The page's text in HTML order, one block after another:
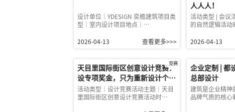
设计单位｜YDESIGN 奕檐建筑项目类
型｜室内设计项目地点｜…
2026-04-13 查看更多>>>
人人人！
活动类型 | 会议
的自然逻辑活
2026-04-13
竞赛
天目里国际街区创意设计竞赛：
设专项奖金，只为重新设计个
“市集棚子”?
活动类型｜设计竞赛活动主题｜天目
里国际街区创意设计竞赛活动时…
企业定制 | 都
总部设计
建筑是企业精神
品牌气质的核